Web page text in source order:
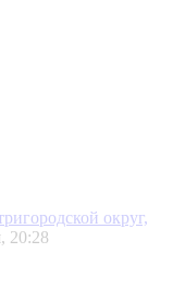
округ,
20:28